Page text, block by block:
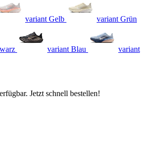
variant Gelb variant Grün
variant Blau variant
Jetzt schnell bestellen!